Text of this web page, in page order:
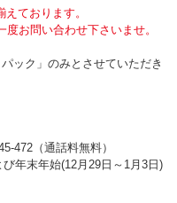
ております。
お問い合わせ下さいませ。
ック」のみとさせていただき
472（通話料無料）
年末年始(12月29日～1月3日)